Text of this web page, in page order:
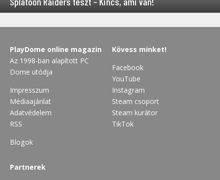
PlayDome online magazin
Az 1998-ban alapított PC
Dome utódja
Impresszum
Médiaajánlat
Adatvédelem
RSS
Blogok
Kövess minket!
Facebook
YouTube
Instagram
Steam csoport
Steam kurátor
TikTok
Partnerek